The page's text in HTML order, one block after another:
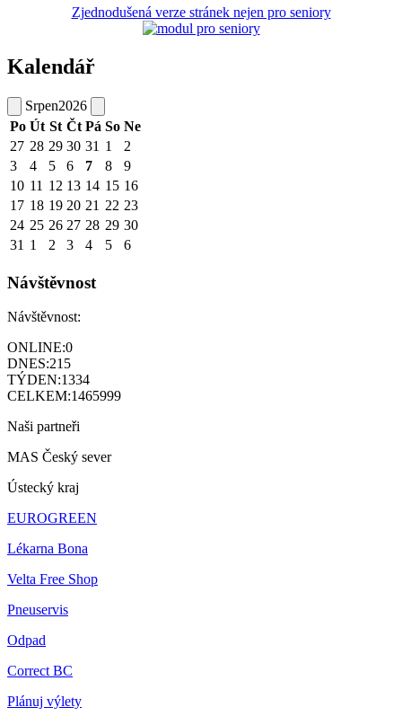
Zjednodušená verze stránek nejen pro seniory
Kalendář
Srpen2026
Po Út St Čt Pá So Ne
27 28 29 30 31 1
2
3
4 5 6 7 8
9
10 11 12 13 14 15 16
17 18 19 20 21 22 23
24 25 26 27 28 29 30
31 1 2 3 4 5 6
Návštěvnost
Návštěvnost:
ONLINE:0
DNES:215
TÝDEN:1334
CELKEM:1465999
Naši partneři
MAS Český sever
Ústecký kraj
EUROGREEN
Lékarna Bona
Velta Free Shop
Pneuservis
Odpad
Correct BC
Plánuj výlety